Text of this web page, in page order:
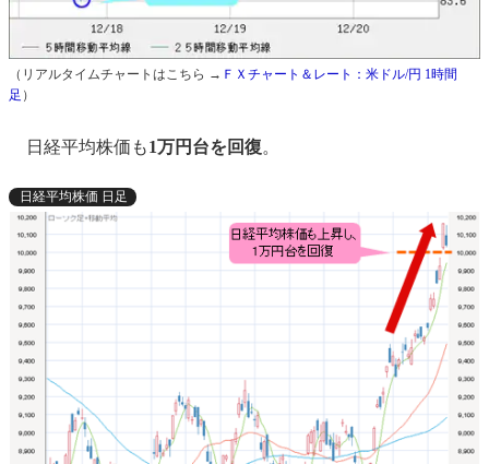
（リアルタイムチャートはこちら → ＦＸチャート＆レート：米ドル/円 1時間
足 ）
日経平均株価も1万円台を回復。
日経平均株価 日足